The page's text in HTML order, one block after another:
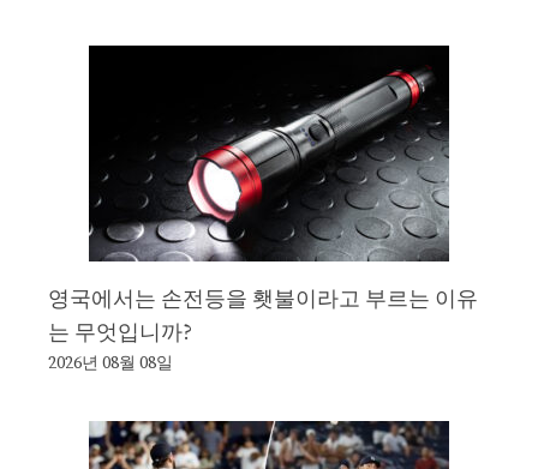
영국에서는 손전등을 횃불이라고 부르는 이유
는 무엇입니까?
2026년 08월 08일